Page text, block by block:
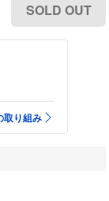
SOLD OUT
取り組み